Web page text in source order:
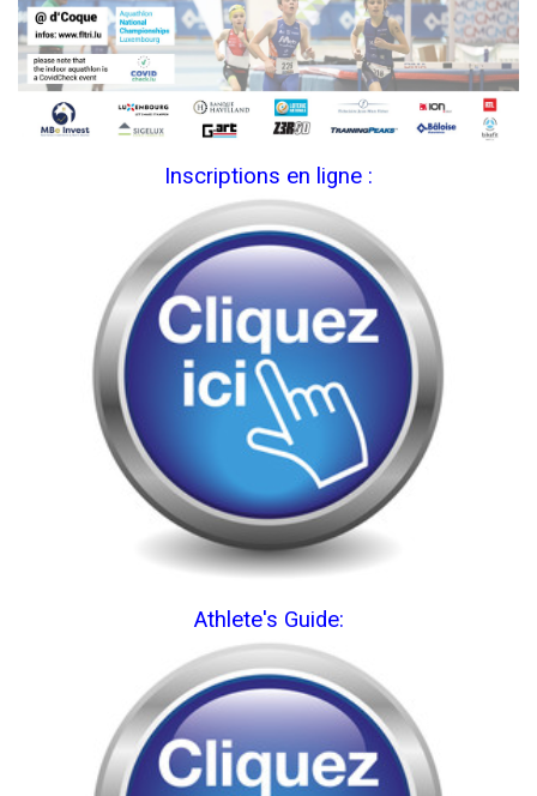
Inscriptions en ligne :
Athlete's Guide: